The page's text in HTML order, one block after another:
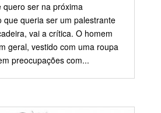
ser na próxima
que queria ser um palestrante
vai a crítica. O homem
geral, vestido com uma roupa
preocupações com...